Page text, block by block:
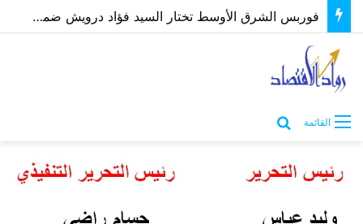
أصحاب 50 كافتيريا يناشدون محافظ الاسكندرية بفرصة لتوفيق أوضاعهم بعد غلق مصدر رزقهم
القائمة